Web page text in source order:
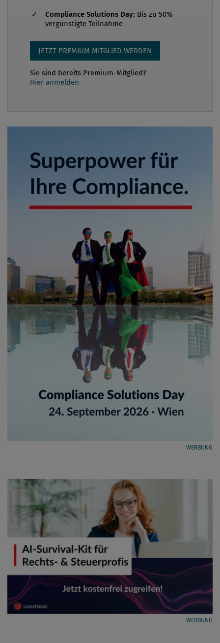
Compliance Solutions Day: Bis zu 50%
vergünstigte Teilnahme
JETZT PREMIUM MITGLIED WERDEN
Sie sind bereits Premium-Mitglied?
Hier anmelden
WERBUNG
WERBUNG